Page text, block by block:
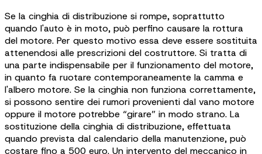
Se la cinghia di distribuzione si rompe, soprattutto
quando l'auto è in moto, può perfino causare la rottura
del motore. Per questo motivo essa deve essere sostituita
attenendosi alle prescrizioni del costruttore. Si tratta di
una parte indispensabile per il funzionamento del motore,
in quanto fa ruotare contemporaneamente la camma e
l'albero motore. Se la cinghia non funziona correttamente,
si possono sentire dei rumori provenienti dal vano motore
oppure il motore potrebbe “girare” in modo strano. La
sostituzione della cinghia di distribuzione, effettuata
quando prevista dal calendario della manutenzione, può
costare fino a 500 euro. Un intervento del meccanico in